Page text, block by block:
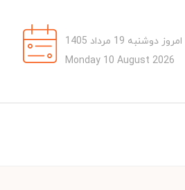
امروز دوشنبه 19 مرداد 1405
Monday 10 August 2026